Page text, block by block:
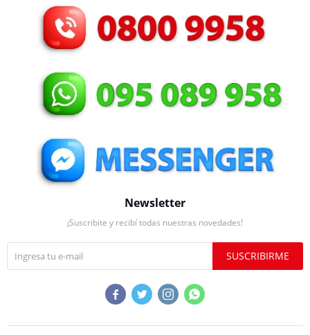
Newsletter
¡Suscribite y recibí todas nuestras novedades!
SUSCRIBIRME
   